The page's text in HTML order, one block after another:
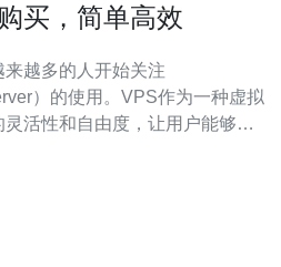
买，简单高效
越多的人开始关注
）的使用。VPS作为一种虚拟
活性和自由度，让用户能够更
。本文将介绍如何使用支付宝